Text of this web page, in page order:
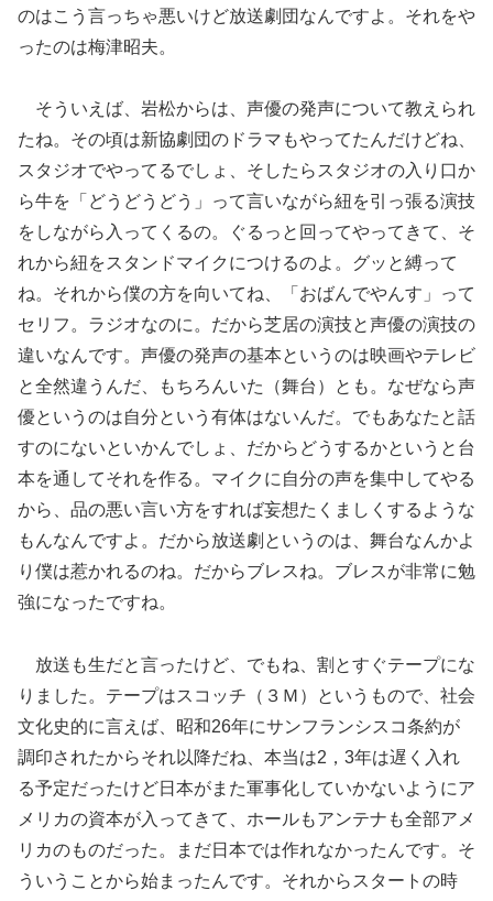
のはこう言っちゃ悪いけど放送劇団なんですよ。それをや
ったのは梅津昭夫。
そういえば、岩松からは、声優の発声について教えられ
たね。その頃は新協劇団のドラマもやってたんだけどね、
スタジオでやってるでしょ、そしたらスタジオの入り口か
ら牛を「どうどうどう」って言いながら紐を引っ張る演技
をしながら入ってくるの。ぐるっと回ってやってきて、そ
れから紐をスタンドマイクにつけるのよ。グッと縛って
ね。それから僕の方を向いてね、「おばんでやんす」って
セリフ。ラジオなのに。だから芝居の演技と声優の演技の
違いなんです。声優の発声の基本というのは映画やテレビ
と全然違うんだ、もちろんいた（舞台）とも。なぜなら声
優というのは自分という有体はないんだ。でもあなたと話
すのにないといかんでしょ、だからどうするかというと台
本を通してそれを作る。マイクに自分の声を集中してやる
から、品の悪い言い方をすれば妄想たくましくするような
もんなんですよ。だから放送劇というのは、舞台なんかよ
り僕は惹かれるのね。だからブレスね。ブレスが非常に勉
強になったですね。
放送も生だと言ったけど、でもね、割とすぐテープにな
りました。テープはスコッチ（３Ｍ）というもので、社会
文化史的に言えば、昭和26年にサンフランシスコ条約が
調印されたからそれ以降だね、本当は2，3年は遅く入れ
る予定だったけど日本がまた軍事化していかないようにア
メリカの資本が入ってきて、ホールもアンテナも全部アメ
リカのものだった。まだ日本では作れなかったんです。そ
ういうことから始まったんです。それからスタートの時